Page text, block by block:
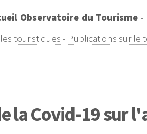
Observatoire du Tourisme -
touristiques - Publications sur le
la Covid-19 sur